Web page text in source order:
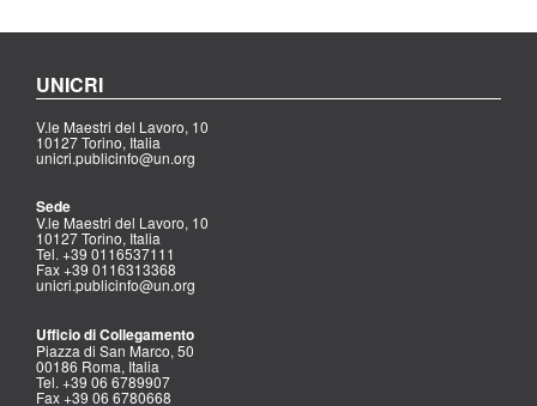
UNICRI
V.le Maestri del Lavoro, 10
10127 Torino, Italia
unicri.publicinfo@un.org
Sede
V.le Maestri del Lavoro, 10
10127 Torino, Italia
Tel. +39 0116537111
Fax +39 0116313368
unicri.publicinfo@un.org
Ufficio di Collegamento
Piazza di San Marco, 50
00186 Roma, Italia
Tel. +39 06 6789907
Fax +39 06 6780668